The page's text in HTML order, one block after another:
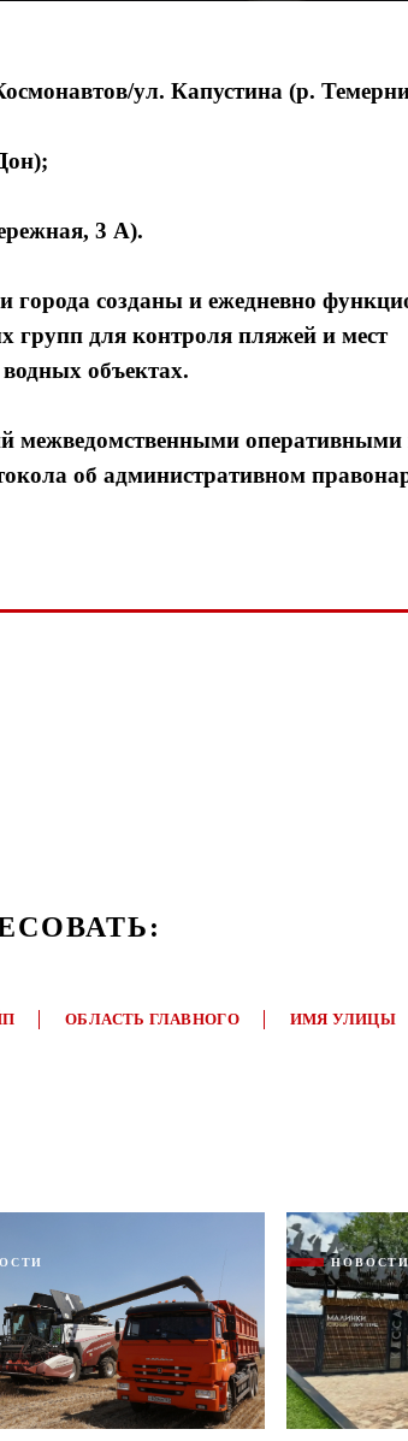
ул. Капустина (р.
3 А).
города созданы и ежедневно
групп для контроля пляжей и мест
объектах.
межведомственными
об административном
ОБЛАСТЬ ГЛАВНОГО ИМЯ УЛИЦЫ
Я согласен сполитикой конфиденциальности и
Я согласен сполитикой конфиденциальности и